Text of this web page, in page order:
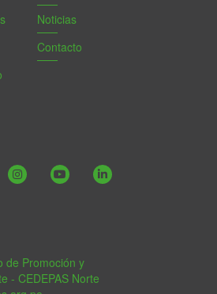
Noticias
Contacto
de Promoción y
- CEDEPAS Norte